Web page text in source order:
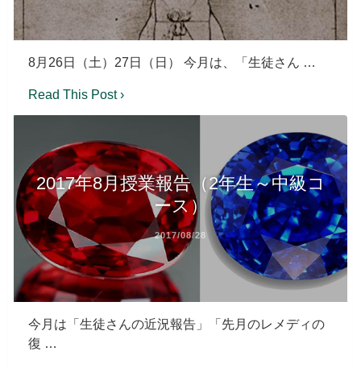
8月26日（土）27日（日） 今月は、「生徒さん …
Read This Post ›
2017年8月授業報告（2年生～中級コ
ース）
2017/08/28
今月は「生徒さんの近況報告」「先月のレメディの
復 …